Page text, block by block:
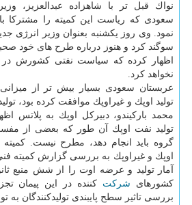
نواك قبل تر با شاهزاده عبدالعزیز،
سعودی كه ریاست این كمیته را مشتركا با
نمود. وی روز یكشنبه بعنوان وزیر انرژی
سوگند كرد و هنوز درباره طرح های خود
اظهار كرده كه سیاست نفتی كشورش در
نخواهد كرد.
عربستان سعودی بسیار بیش تر از
تولید اوپك و غیراوپك موافقت كرده بود،
محمد باركیندو، دبیركل اوپك به پلاتس
تولید نفت اوپك آن طور كه بعضی از
گروه باید انجام دهد، مطرح نیست.
اوپك و غیراوپك به بررسی گزارش كمیته
آمار تولید و عرضه اوت را از شش منبع
كشورهای شركت كننده در این پیمان
بررسی تاثیر سطح پایبندی تولیدكنندگان به